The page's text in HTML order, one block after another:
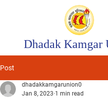
Dhadak Kamgar
Post
dhadakkamgarunion0
Jan 8, 2023 1 min read